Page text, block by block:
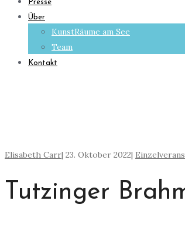
Presse
Über
KunstRäume am See
Team
Kontakt
Elisabeth Carr| 23. Oktober 2022|
Tutzinger